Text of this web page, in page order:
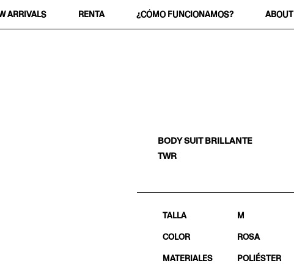
ARRIVALS RENTA ¿CÓMO FUNCIONAMOS? ABOUT
BODY SUIT BRILLANTE
TWR
TALLA M
COLOR ROSA
MATERIALES POLIÉSTER